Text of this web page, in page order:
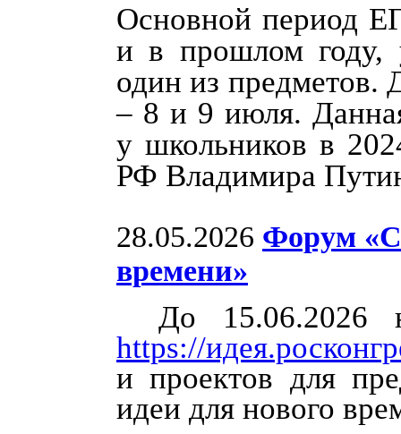
Основной период
и в прошлом году,
один из предметов.
– 8 и 9 июля.
у школьников в
РФ Владимира
28.05.2026 Форум
времени»
До 15.06.2026
https://
и проектов для
идеи для нового